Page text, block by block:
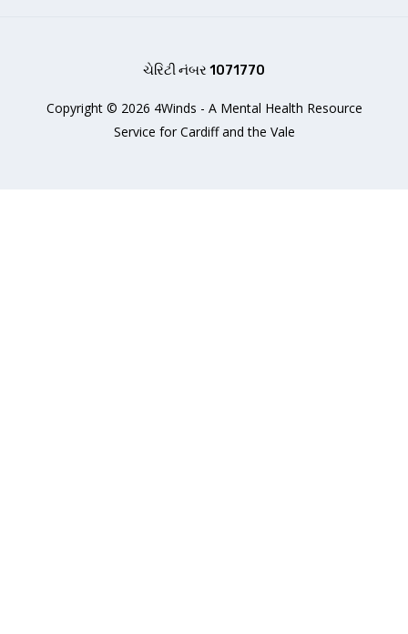
Copyright © 2026 4Winds - A Mental Health Resource
Service for Cardiff and the Vale
ચેરિટી નંબર 1071770